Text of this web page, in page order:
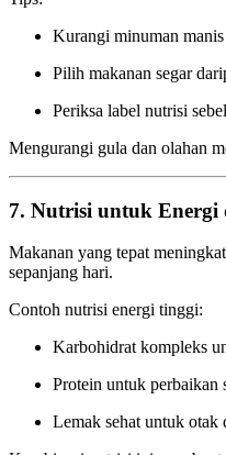
Kurangi minuman manis
Pilih makanan segar
Periksa label nutrisi
Mengurangi gula dan olahan
7. Nutrisi untuk
Makanan yang tepat
sepanjang hari.
Contoh nutrisi energi tinggi:
Karbohidrat kompleks
Protein untuk perbaikan
Lemak sehat untuk otak